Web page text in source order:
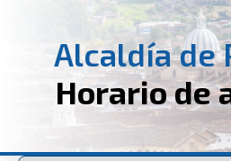
Alcaldía de
Horario de